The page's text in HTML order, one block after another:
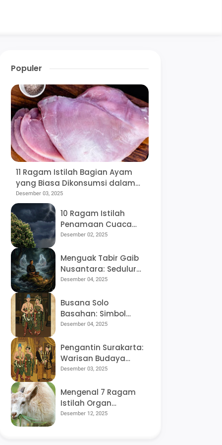
Populer
11 Ragam Istilah Bagian Ayam
yang Biasa Dikonsumsi dalam
Bahasa Jawa beserta
Rekomendasi Olahannya, Mana
Favoritmu?
Desember 03, 2025
10 Ragam Istilah
Penamaan Cuaca
dalam Bahasa Jawa,
Ngreceh dan Udan
Kethek?
Desember 02, 2025
Menguak Tabir Gaib
Nusantara: Sedulur
Batin, Kama Wurung,
Tak Kasat Mata di
Tanah Jawa
Desember 04, 2025
Busana Solo
Basahan: Simbol
Kesuburan,
Penyerahan Diri Total
Desember 04, 2025
Pengantin Surakarta:
Warisan Budaya
Kraton yang Sarat
Desember 03, 2025
Mengenal 7 Ragam
Istilah Organ
Pencernaan Hewan
Desember 12, 2025